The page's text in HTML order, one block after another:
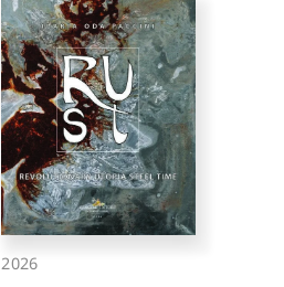
2026